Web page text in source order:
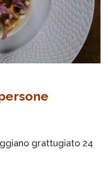
grattugiato 24